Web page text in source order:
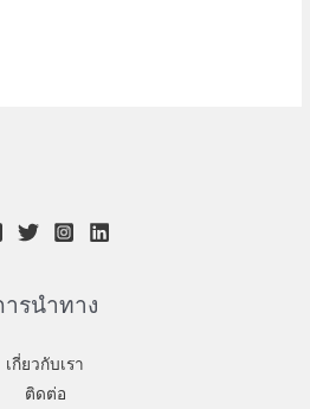
ารนำทาง
เกี่ยวกับเรา
ติดต่อ